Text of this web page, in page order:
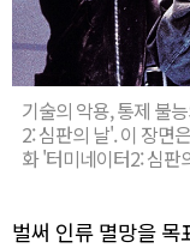
기술의 악용, 통제 불
2: 심판의 날'. 이 장면
화 '터미네이터2: 심판
벌써 인류 멸망을